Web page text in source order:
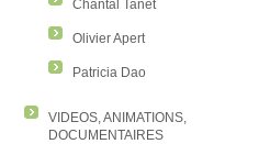
Chantal Tanet
Olivier Apert
Patricia Dao
VIDEOS, ANIMATIONS,
DOCUMENTAIRES